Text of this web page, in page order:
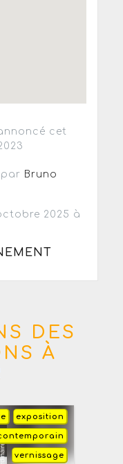
cet
par Bruno
2025 à
DES
À
exposition
vernissage